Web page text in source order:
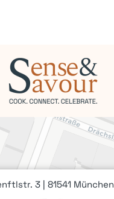
3 | 81541 München